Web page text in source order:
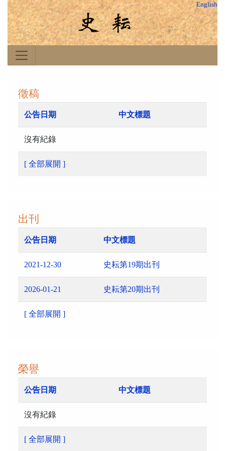
English
徵稿
公告日期 中文標題
沒有紀錄
[ 全部展開 ]
出刊
公告日期 中文標題
2021-12-30 史耘第19期出刊
2026-01-21 史耘第20期出刊
[ 全部展開 ]
榮譽
公告日期 中文標題
沒有紀錄
[ 全部展開 ]